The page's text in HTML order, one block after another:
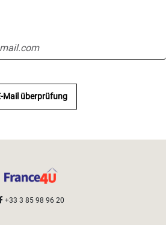
Mail überprüfung
+33 3 85 98 96 20